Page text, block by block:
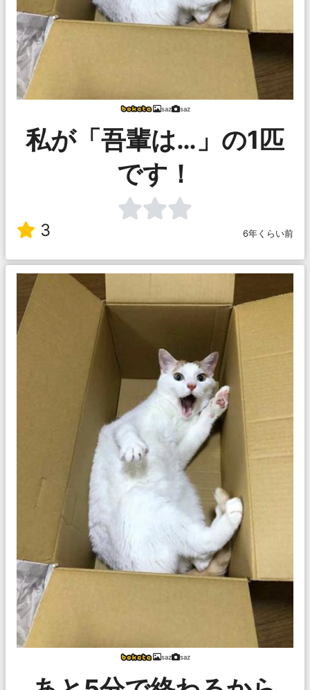
saz saz
私が「吾輩は…」の1匹
です！
3 6年くらい前
saz saz